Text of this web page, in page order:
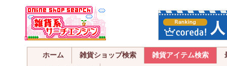
ホーム 雑貨ショップ検索 雑貨アイテム検索